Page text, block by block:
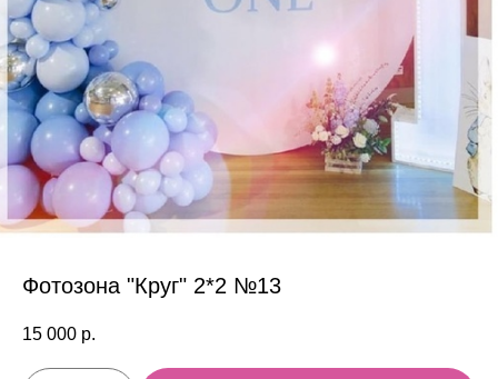
Фотозона "Круг" 2*2 №13
15 000 р.